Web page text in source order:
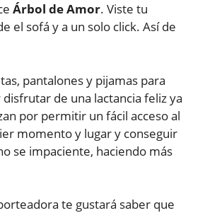
Árbol de Amor. Viste tu
el sofá y a un solo click. Así de
pantalones y pijamas para
de una lactancia feliz ya
por permitir un fácil acceso al
momento y lugar y conseguir
se impaciente, haciendo más
te gustará saber que